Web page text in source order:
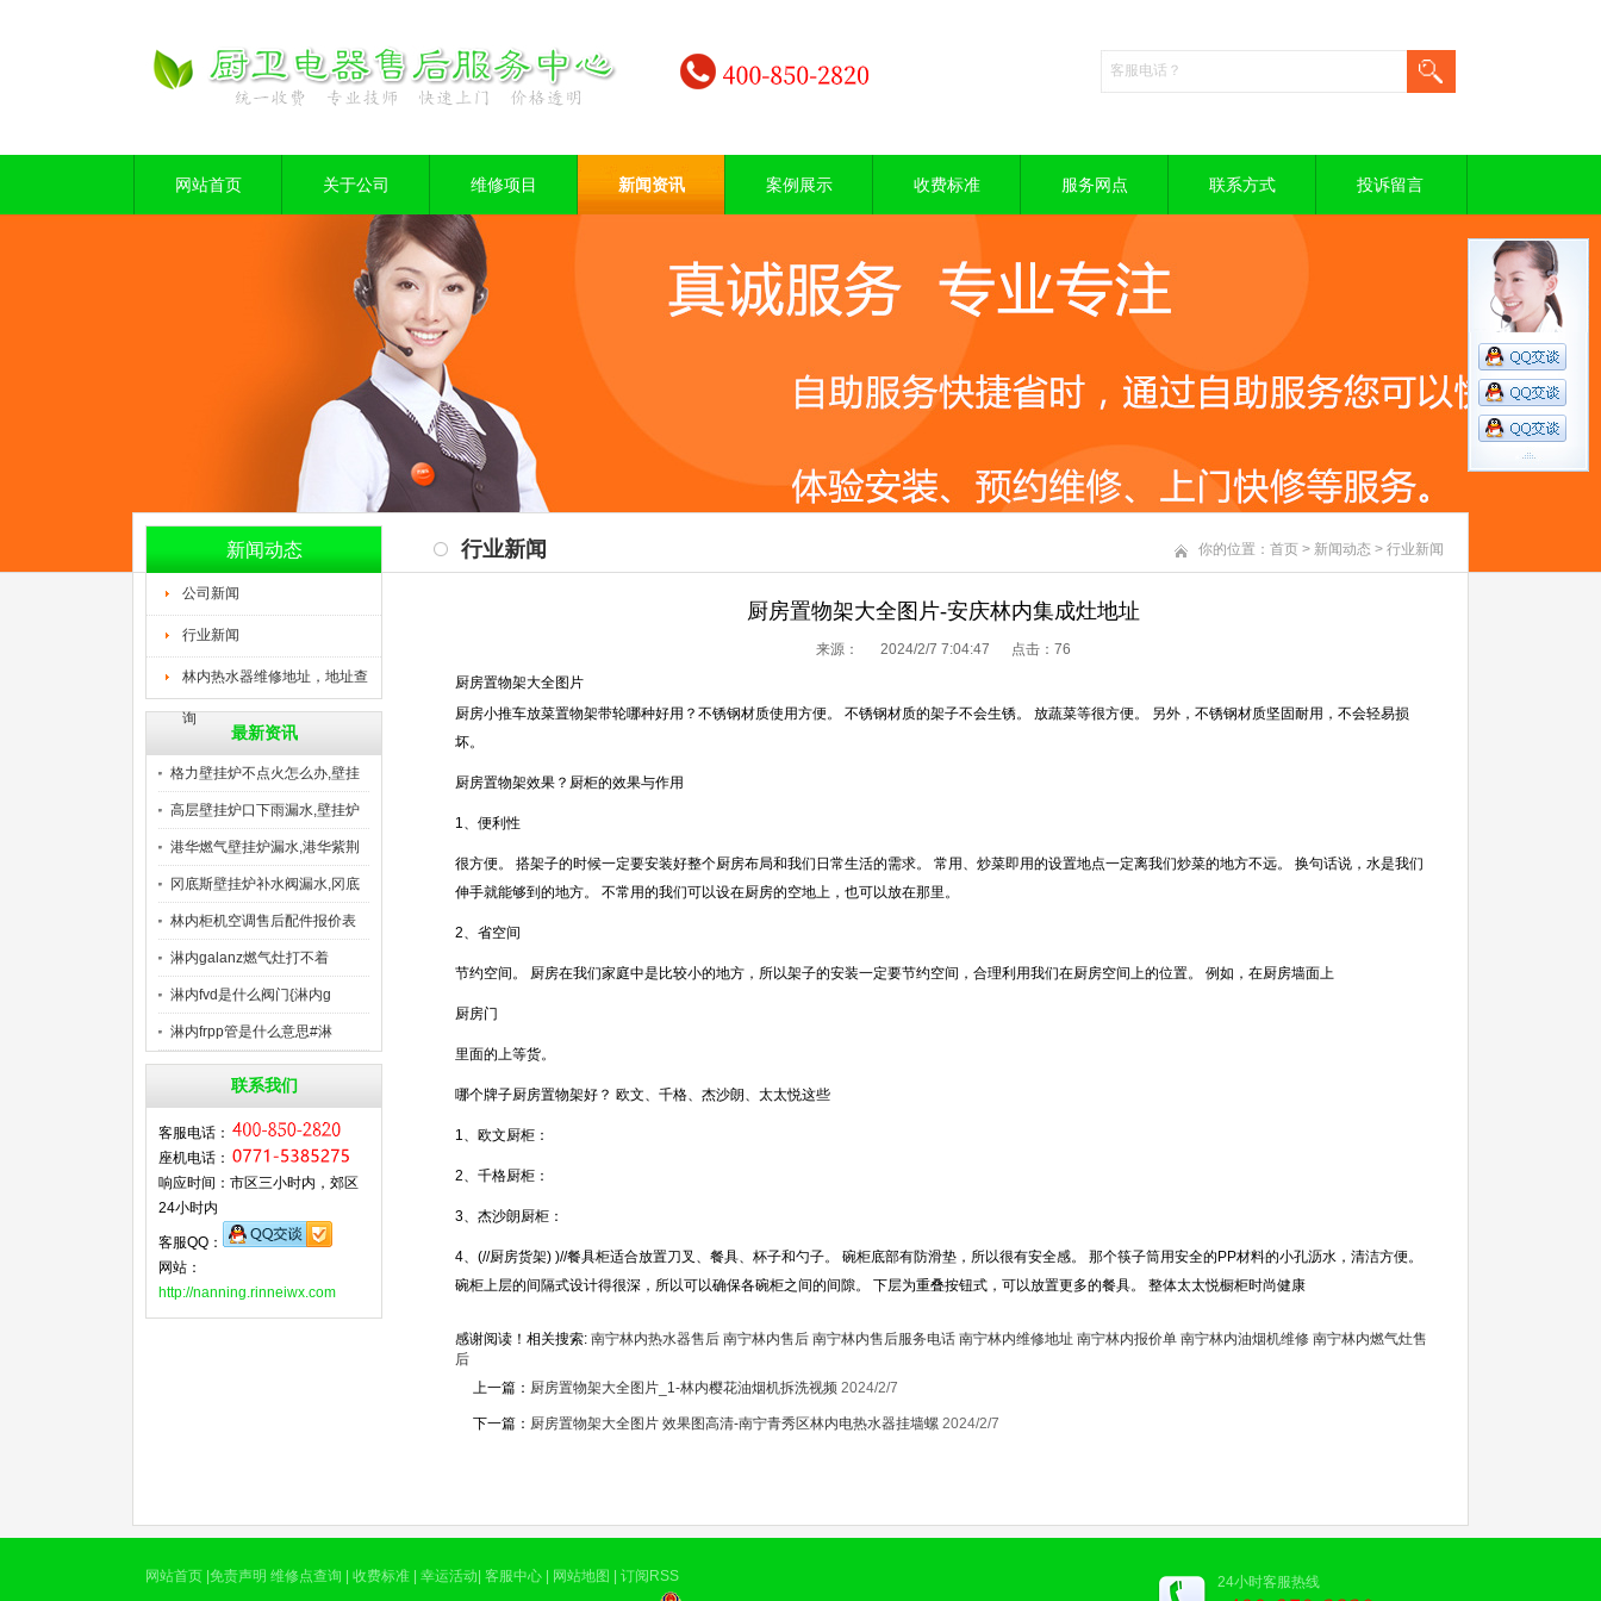
网站首页 关于公司 维修项目 新闻资讯 案例展示 收费标准 服务网点 联系方式 投诉留言
新闻动态
公司新闻
行业新闻
林内热水器维修地址，地址查
询
最新资讯
格力壁挂炉不点火怎么办,壁挂
高层壁挂炉口下雨漏水,壁挂炉
港华燃气壁挂炉漏水,港华紫荆
冈底斯壁挂炉补水阀漏水,冈底
林内柜机空调售后配件报价表
明
淋内galanz燃气灶打不着
淋内fvd是什么阀门{淋内g
淋内frpp管是什么意思#淋
联系我们
客服电话：
座机电话：
响应时间：市区三小时内，郊区
24小时内
客服QQ：
网站：
http://nanning.rinneiwx.com
行业新闻 你的位置： 首页 > 新闻动态 > 行业新闻
厨房置物架大全图片-安庆林内集成灶地址
来源： 2024/2/7 7:04:47 点击： 76
厨房置物架大全图片
厨房小推车放菜置物架带轮哪种好用？不锈钢材质使用方便。 不锈钢材质的架子不会生锈。 放蔬菜等很方便。 另外，不锈钢材质坚固耐用，不会轻易损
坏。
厨房置物架效果？厨柜的效果与作用
1、便利性
很方便。 搭架子的时候一定要安装好整个厨房布局和我们日常生活的需求。 常用、炒菜即用的设置地点一定离我们炒菜的地方不远。 换句话说，水是我们
伸手就能够到的地方。 不常用的我们可以设在厨房的空地上，也可以放在那里。
2、省空间
节约空间。 厨房在我们家庭中是比较小的地方，所以架子的安装一定要节约空间，合理利用我们在厨房空间上的位置。 例如，在厨房墙面上
厨房门
里面的上等货。
哪个牌子厨房置物架好？ 欧文、千格、杰沙朗、太太悦这些
1、欧文厨柜：
2、千格厨柜：
3、杰沙朗厨柜：
4、(//厨房货架) )//餐具柜适合放置刀叉、餐具、杯子和勺子。 碗柜底部有防滑垫，所以很有安全感。 那个筷子筒用安全的PP材料的小孔沥水，清洁方便。
碗柜上层的间隔式设计得很深，所以可以确保各碗柜之间的间隙。 下层为重叠按钮式，可以放置更多的餐具。 整体太太悦橱柜时尚健康
感谢阅读！相关搜索: 南宁林内热水器售后 南宁林内售后 南宁林内售后服务电话 南宁林内维修地址 南宁林内报价单 南宁林内油烟机维修 南宁林内燃气灶售
后
上一篇： 厨房置物架大全图片_1-林内樱花油烟机拆洗视频 2024/2/7
下一篇： 厨房置物架大全图片 效果图高清-南宁青秀区林内电热水器挂墙螺 2024/2/7
网站首页 免责声明 维修点查询 收费标准 幸运活动 客服中心 网站地图 订阅RSS 24小时客服热线